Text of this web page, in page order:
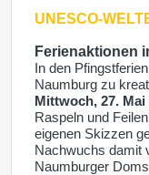
UNESCO-
Ferienaktionen
In den
Naumburg zu
Mittwoch, 27. Mai
Raspeln und
eigenen Skizzen
Nachwuchs damit
Naumburger